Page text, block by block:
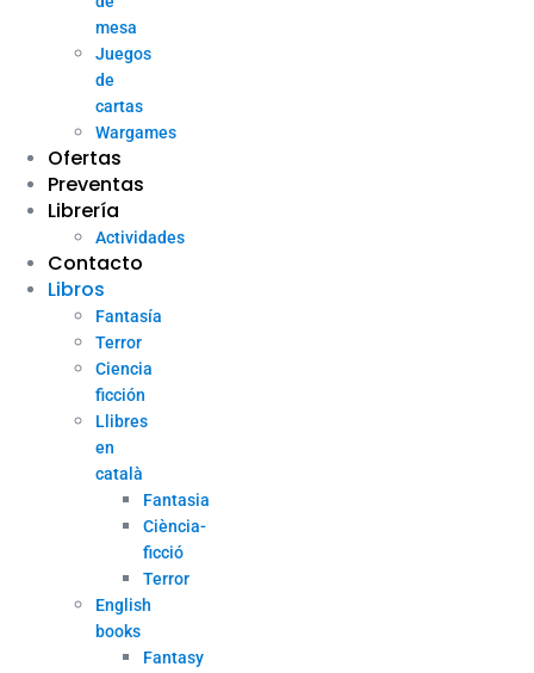
mesa
Juegos
de
cartas
Wargames
Ofertas
Preventas
Librería
Actividades
Contacto
Libros
Fantasía
Terror
Ciencia
ficción
Llibres
en
català
Fantasia
Ciència-
ficció
Terror
English
books
Fantasy